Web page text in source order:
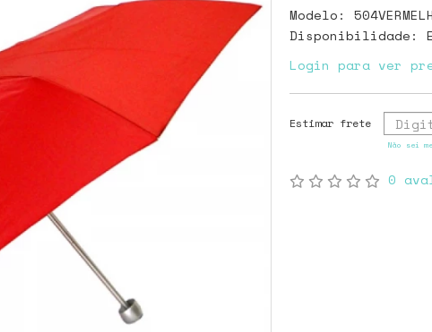
Modelo:
Disponibilidade:
Login para ver
Não sei
0